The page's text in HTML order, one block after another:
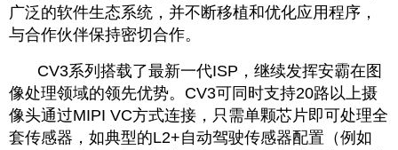
广泛的软件生态系统，并不断移植和优化应用程序，
与合作伙伴保持密切合作。
CV3系列搭载了最新一代ISP，继续发挥安霸在图
像处理领域的领先优势。CV3可同时支持20路以上摄
像头通过MIPI VC方式连接，只需单颗芯片即可处理全
套传感器，如典型的L2+自动驾驶传感器配置（例如